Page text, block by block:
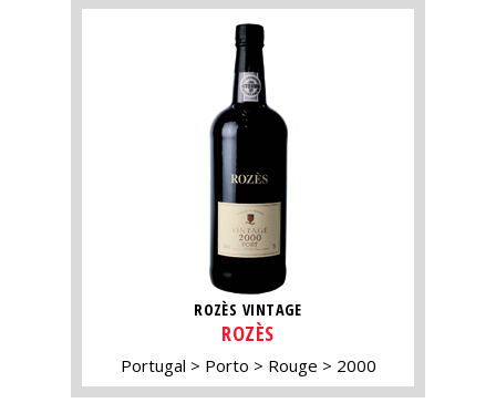
ROZÈS VINTAGE
ROZÈS
Portugal Porto Rouge 2000